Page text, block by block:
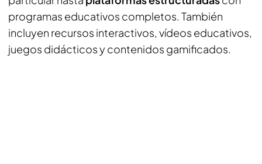
programas educativos completos. También
incluyen recursos interactivos, vídeos educativos,
juegos didácticos y contenidos gamificados.